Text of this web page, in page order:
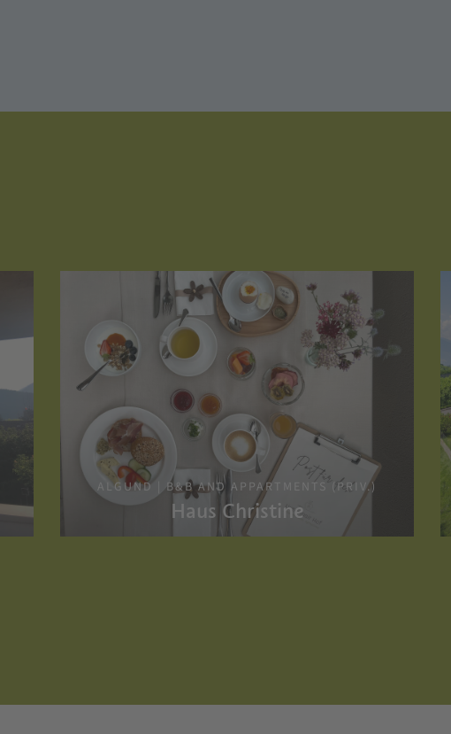
ALGUND | B&B AND APPARTMENTS (PRIV.)
Haus Christine